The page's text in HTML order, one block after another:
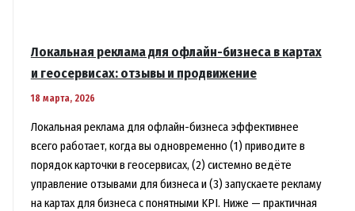
Локальная реклама для офлайн-бизнеса в картах
и геосервисах: отзывы и продвижение
18 марта, 2026
Локальная реклама для офлайн-бизнеса эффективнее
всего работает, когда вы одновременно (1) приводите в
порядок карточки в геосервисах, (2) системно ведёте
управление отзывами для бизнеса и (3) запускаете рекламу
на картах для бизнеса с понятными KPI. Ниже — практичная